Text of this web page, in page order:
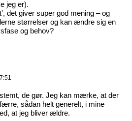
jeg er).
det giver super god mening – og
størrelser og kan ændre sig en
og behov?
de gør. Jeg kan mærke, at der
sådan helt generelt, i mine
at jeg bliver ældre.